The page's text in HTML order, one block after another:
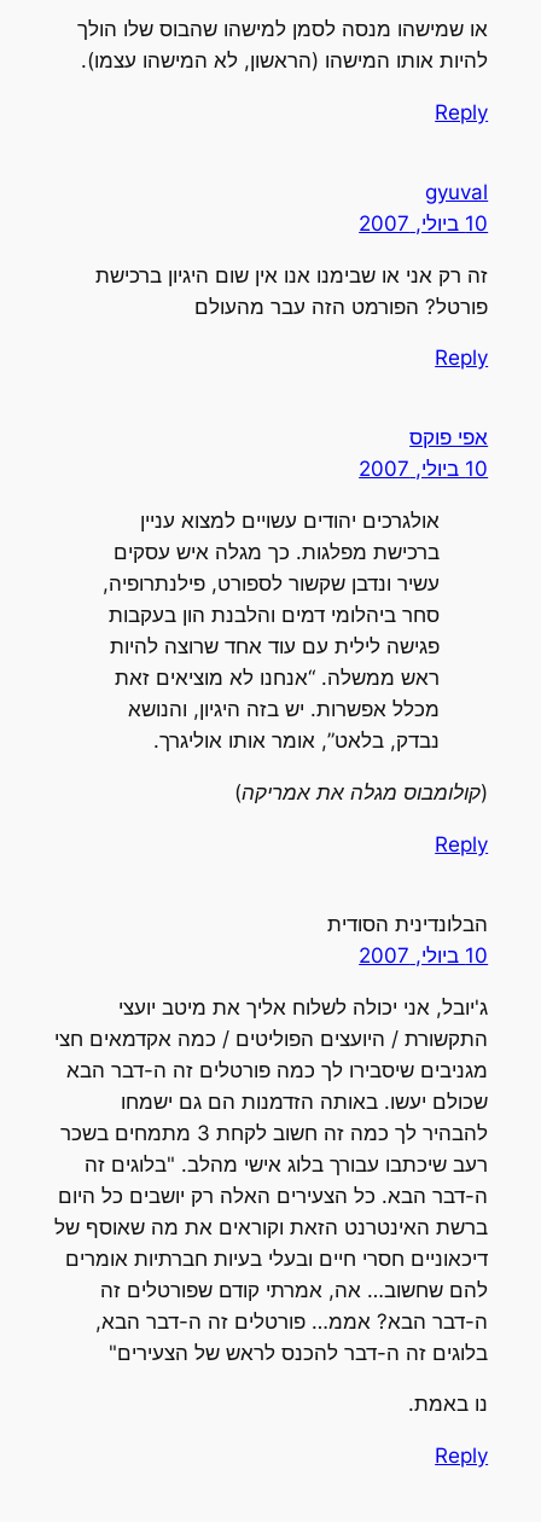
או שמישהו מנסה לסמן למישהו שהבוס שלו הולך
להיות אותו המישהו (הראשון, לא המישהו עצמו).
Reply
gyuval
10 ביולי, 2007
זה רק אני או שבימנו אנו אין שום היגיון ברכישת
פורטל? הפורמט הזה עבר מהעולם
Reply
אפי פוקס
10 ביולי, 2007
אולגרכים יהודים עשויים למצוא עניין
ברכישת מפלגות. כך מגלה איש עסקים
עשיר ונדבן שקשור לספורט, פילנתרופיה,
סחר ביהלומי דמים והלבנת הון בעקבות
פגישה לילית עם עוד אחד שרוצה להיות
ראש ממשלה. “אנחנו לא מוציאים זאת
מכלל אפשרות. יש בזה היגיון, והנושא
נבדק, בלאט”, אומר אותו אוליגרך.
(קולומבוס מגלה את אמריקה)
Reply
הבלונדינית הסודית
10 ביולי, 2007
ג'יובל, אני יכולה לשלוח אליך את מיטב יועצי
התקשורת / היועצים הפוליטים / כמה אקדמאים חצי
מגניבים שיסבירו לך כמה פורטלים זה ה-דבר הבא
שכולם יעשו. באותה הזדמנות הם גם ישמחו
להבהיר לך כמה זה חשוב לקחת 3 מתמחים בשכר
רעב שיכתבו עבורך בלוג אישי מהלב. "בלוגים זה
ה-דבר הבא. כל הצעירים האלה רק יושבים כל היום
ברשת האינטרנט הזאת וקוראים את מה שאוסף של
דיכאוניים חסרי חיים ובעלי בעיות חברתיות אומרים
להם שחשוב… אה, אמרתי קודם שפורטלים זה
ה-דבר הבא? אממ… פורטלים זה ה-דבר הבא,
בלוגים זה ה-דבר להכנס לראש של הצעירים"
נו באמת.
Reply